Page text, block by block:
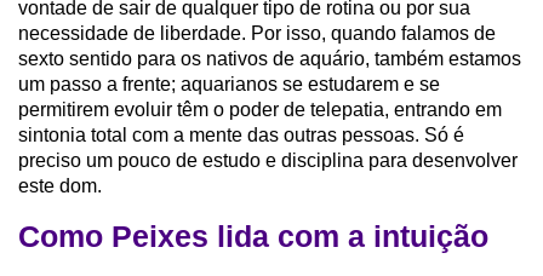
vontade de sair de qualquer tipo de rotina ou por sua
necessidade de liberdade. Por isso, quando falamos de
sexto sentido para os nativos de aquário, também estamos
um passo a frente; aquarianos se estudarem e se
permitirem evoluir têm o poder de telepatia, entrando em
sintonia total com a mente das outras pessoas. Só é
preciso um pouco de estudo e disciplina para desenvolver
este dom.
Como Peixes lida com a intuição